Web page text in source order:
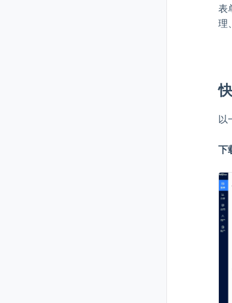
表
理
以
下